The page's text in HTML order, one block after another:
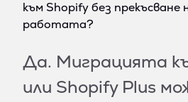
към Shopify без прекъсване
работата?
Да. Миграцията
или Shopify Plus